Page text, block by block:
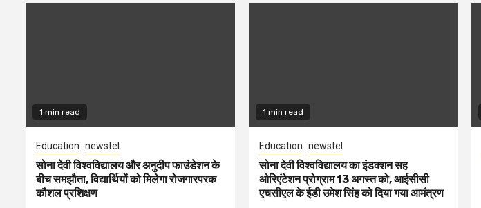
1 min read
Education newstel
सोना देवी विश्वविद्यालय और अनुदीप फाउंडेशन के
बीच समझौता, विद्यार्थियों को मिलेगा रोजगारपरक
कौशल प्रशिक्षण
1 min read
Education newstel
सोना देवी विश्वविद्यालय का इंडक्शन सह
ओरिएंटेशन प्रोग्राम 13 अगस्त को, आईसीसी
एचसीएल के ईडी उमेश सिंह को दिया गया आमंत्रण